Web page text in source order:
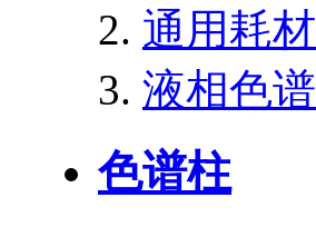
通用耗材
液相色
色谱柱